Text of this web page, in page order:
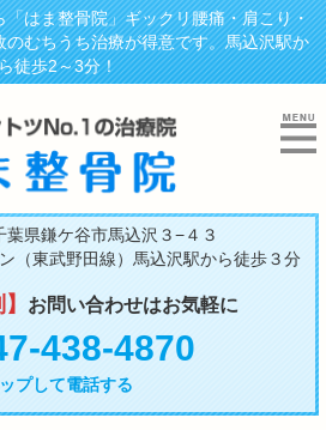
はま整骨院」ギックリ腰痛・肩こり・
むちうち治療が得意です。馬込沢駅か
徒歩2～3分！
県鎌ケ谷市馬込沢３−４３
（東武野田線）馬込沢駅から徒歩３分
お問い合わせはお気軽に
438-4870
プして電話する